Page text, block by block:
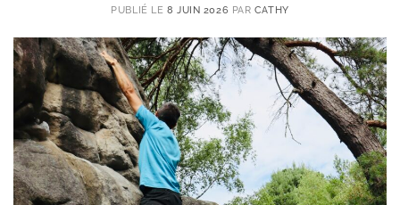
PUBLIÉ LE 8 JUIN 2026 PAR CATHY